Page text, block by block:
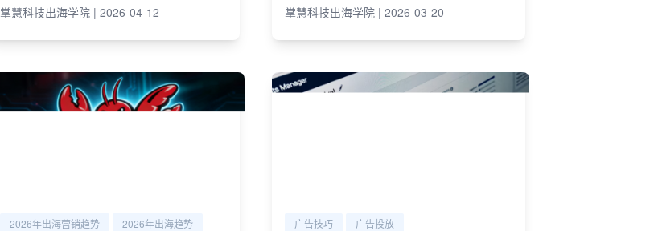
掌慧科技出海学院 | 2026-04-12 掌慧科技出海学院 | 2026-03-20
2026年出海营销趋势 2026年出海趋势 广告技巧 广告投放